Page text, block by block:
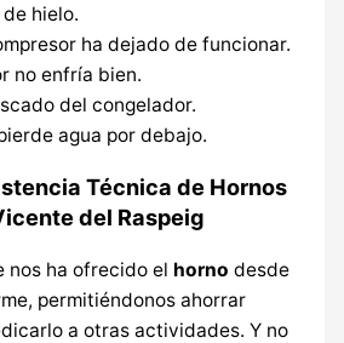
hielo.
ha dejado de funcionar.
no enfría bien.
del congelador.
agua por debajo.
Técnica de Hornos
del Raspeig
nos ha ofrecido el horno desde
permitiéndonos ahorrar
a otras actividades. Y no